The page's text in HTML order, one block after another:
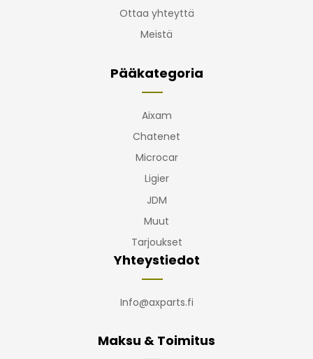
Ottaa yhteyttä
Meistä
Pääkategoria
Aixam
Chatenet
Microcar
Ligier
JDM
Muut
Tarjoukset
Yhteystiedot
Info@axparts.fi
Maksu & Toimitus